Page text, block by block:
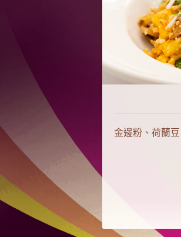
金邊粉、荷蘭